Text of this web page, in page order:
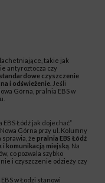
takie jak
antyroztocza czy
czyszczenie
i odświeżenie . Jeśli
Górna, pralnia EBS w
Łódź jak dojechać”
Górna przy ul. Kolumny
sprawia, że pralnia EBS Łódź
i komunikacją miejską . Na
co pozwala szybko
i czyszczenie odzieży czy
w Łodzi stanowi